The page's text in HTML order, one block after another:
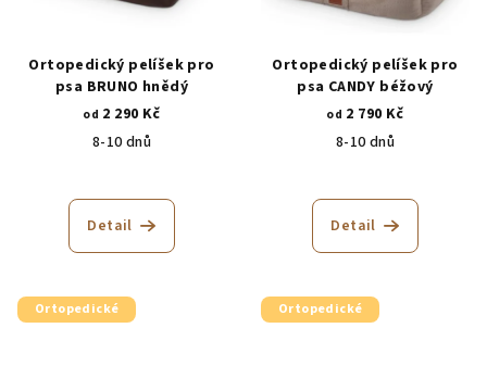
Ortopedický pelíšek pro
psa BRUNO hnědý
od 2 290 Kč
8-10 dnů
hodnocení
produktu
hvězdiček.
Detail
Ortopedický pelíšek pro
psa CANDY béžový
od 2 790 Kč
8-10 dnů
hodnocení
produktu
hvězdiček.
Detail
Ortopedické Ortopedické